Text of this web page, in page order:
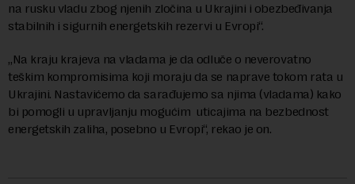
na rusku vladu zbog njenih zločina u Ukrajini i obezbeđivanja
stabilnih i sigurnih energetskih rezervi u Evropi“.
„Na kraju krajeva na vladama je da odluče o neverovatno
teškim kompromisima koji moraju da se naprave tokom rata u
Ukrajini. Nastavićemo da sarađujemo sa njima (vladama) kako
bi pomogli u upravljanju mogućim uticajima na bezbednost
energetskih zaliha, posebno u Evropi“, rekao je on.